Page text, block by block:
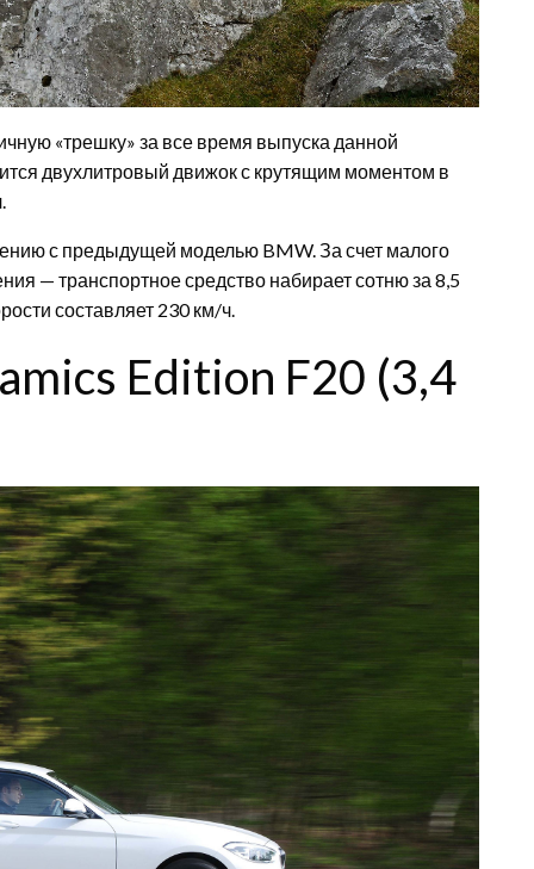
«трешку» за все время выпуска данной
двухлитровый движок с крутящим моментом в
с предыдущей моделью BMW. За счет малого
— транспортное средство набирает сотню за 8,5
составляет 230 км/ч.
Edition F20 (3,4